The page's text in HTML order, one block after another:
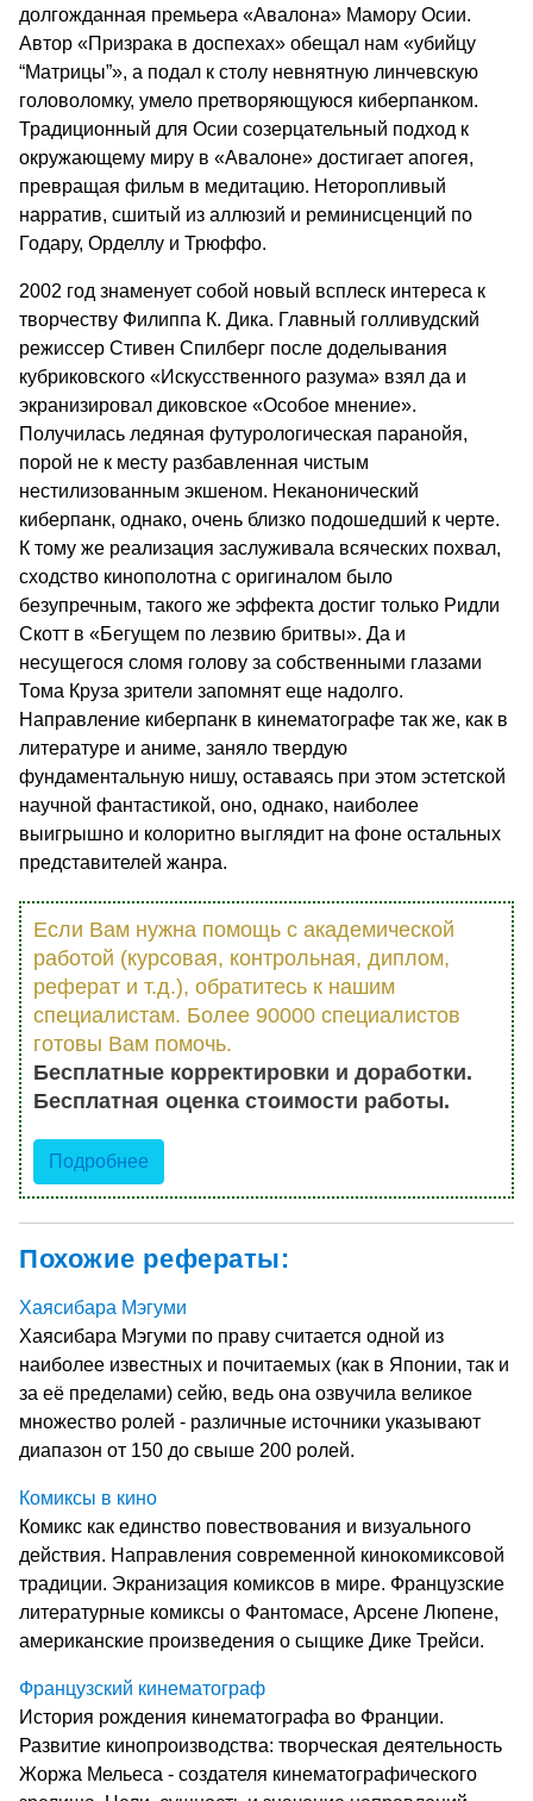
долгожданная премьера «Авалона» Мамору Осии.
Автор «Призрака в доспехах» обещал нам «убийцу
“Матрицы”», а подал к столу невнятную линчевскую
головоломку, умело претворяющуюся киберпанком.
Традиционный для Осии созерцательный подход к
окружающему миру в «Авалоне» достигает апогея,
превращая фильм в медитацию. Неторопливый
нарратив, сшитый из аллюзий и реминисценций по
Годару, Орделлу и Трюффо.
2002 год знаменует собой новый всплеск интереса к
творчеству Филиппа К. Дика. Главный голливудский
режиссер Стивен Спилберг после доделывания
кубриковского «Искусственного разума» взял да и
экранизировал диковское «Особое мнение».
Получилась ледяная футурологическая паранойя,
порой не к месту разбавленная чистым
нестилизованным экшеном. Неканонический
киберпанк, однако, очень близко подошедший к черте.
К тому же реализация заслуживала всяческих похвал,
сходство кинополотна с оригиналом было
безупречным, такого же эффекта достиг только Ридли
Скотт в «Бегущем по лезвию бритвы». Да и
несущегося сломя голову за собственными глазами
Тома Круза зрители запомнят еще надолго.
Направление киберпанк в кинематографе так же, как в
литературе и аниме, заняло твердую
фундаментальную нишу, оставаясь при этом эстетской
научной фантастикой, оно, однако, наиболее
выигрышно и колоритно выглядит на фоне остальных
представителей жанра.
Если Вам нужна помощь с академической
работой (курсовая, контрольная, диплом,
реферат и т.д.), обратитесь к нашим
специалистам. Более 90000 специалистов
готовы Вам помочь.
Бесплатные корректировки и доработки.
Бесплатная оценка стоимости работы.
Подробнее
Похожие рефераты:
Хаясибара Мэгуми
Хаясибара Мэгуми по праву считается одной из
наиболее известных и почитаемых (как в Японии, так и
за её пределами) сейю, ведь она озвучила великое
множество ролей - различные источники указывают
диапазон от 150 до свыше 200 ролей.
Комиксы в кино
Комикс как единство повествования и визуального
действия. Направления современной кинокомиксовой
традиции. Экранизация комиксов в мире. Французские
литературные комиксы о Фантомасе, Арсене Люпене,
американские произведения о сыщике Дике Трейси.
Французский кинематограф
История рождения кинематографа во Франции.
Развитие кинопроизводства: творческая деятельность
Жоржа Мельеса - создателя кинематографического